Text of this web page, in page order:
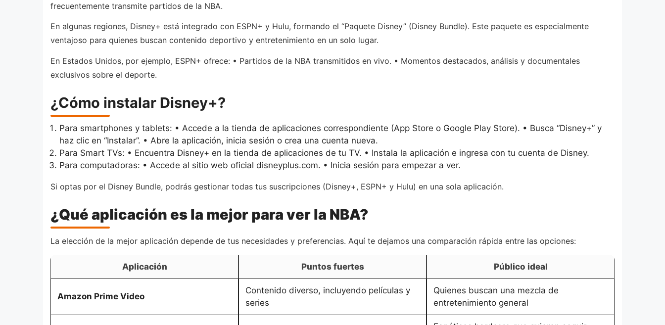
frecuentemente transmite partidos de la NBA.
En algunas regiones, Disney+ está integrado con ESPN+ y Hulu, formando el “Paquete Disney” (Disney Bundle). Este paquete es especialmente
ventajoso para quienes buscan contenido deportivo y entretenimiento en un solo lugar.
En Estados Unidos, por ejemplo, ESPN+ ofrece: • Partidos de la NBA transmitidos en vivo. • Momentos destacados, análisis y documentales
exclusivos sobre el deporte.
¿Cómo instalar Disney+?
Para smartphones y tablets: • Accede a la tienda de aplicaciones correspondiente (App Store o Google Play Store). • Busca “Disney+” y
haz clic en “Instalar”. • Abre la aplicación, inicia sesión o crea una cuenta nueva.
Para Smart TVs: • Encuentra Disney+ en la tienda de aplicaciones de tu TV. • Instala la aplicación e ingresa con tu cuenta de Disney.
Para computadoras: • Accede al sitio web oficial disneyplus.com. • Inicia sesión para empezar a ver.
Si optas por el Disney Bundle, podrás gestionar todas tus suscripciones (Disney+, ESPN+ y Hulu) en una sola aplicación.
¿Qué aplicación es la mejor para ver la NBA?
La elección de la mejor aplicación depende de tus necesidades y preferencias. Aquí te dejamos una comparación rápida entre las opciones:
Aplicación Puntos fuertes Público ideal
Amazon Prime Video
Contenido diverso, incluyendo películas y
series
Quienes buscan una mezcla de
entretenimiento general